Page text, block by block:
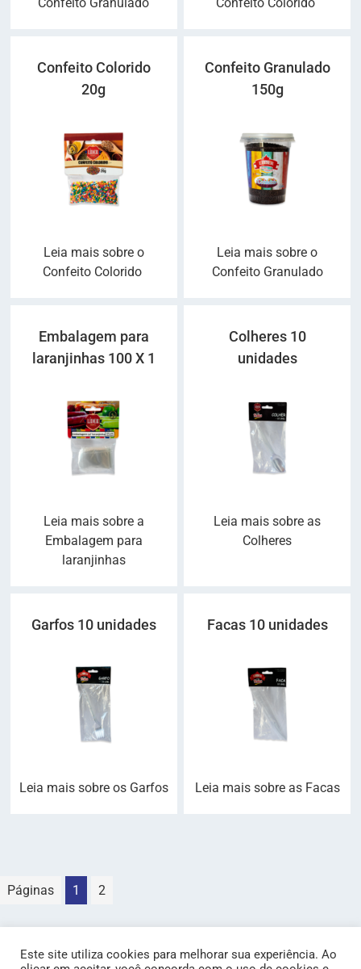
Confeito Granulado
Confeito Colorido
Confeito Colorido
20g
Leia mais sobre o
Confeito Colorido
Confeito Granulado
150g
Leia mais sobre o
Confeito Granulado
Embalagem para
laranjinhas 100 X 1
Leia mais sobre a
Embalagem para
laranjinhas
Colheres 10
unidades
Leia mais sobre as
Colheres
Garfos 10 unidades
Leia mais sobre os Garfos
Facas 10 unidades
Leia mais sobre as Facas
Páginas 1 2
Este site utiliza cookies para melhorar sua experiência. Ao